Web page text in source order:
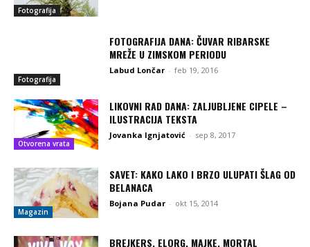
Fotografija
Fotografija
FOTOGRAFIJA DANA: ČUVAR RIBARSKE
MREŽE U ZIMSKOM PERIODU
Labud Lončar - feb 19, 2016
Otvorena vrata
LIKOVNI RAD DANA: ZALJUBLJENE CIPELE –
ILUSTRACIJA TEKSTA
Jovanka Ignjatović - sep 8, 2017
Magazin
SAVET: KAKO LAKO I BRZO ULUPATI ŠLAG OD
BELANACA
Bojana Pudar - okt 15, 2014
BREJKERS, ELORG, MAJKE, MORTAL